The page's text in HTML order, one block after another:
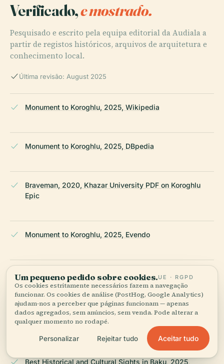
Verificado,e mostrado.
Pesquisado e escrito pela equipa editorial da Audiala a
partir de registos históricos, arquivos de arquitetura e
conhecimento local.
Última revisão: August 2025
Monument to Koroghlu, 2025, Wikipedia
Monument to Koroghlu, 2025, DBpedia
Braveman, 2020, Khazar University PDF on Koroghlu
Epic
Monument to Koroghlu, 2025, Evendo
Monument to Koroghlu, 2025, TravelAwaits
Monument to Koroghlu Visitor Information, 2025, Journal
of Nomads
Best Historical and Cultural Sights in Baku, 2025,
Um pequeno pedido sobre cookies.UE · RGPD
Os cookies estritamente necessários fazem a navegação
funcionar. Os cookies de análise (PostHog, Google Analytics)
ajudam-nos a perceber que páginas funcionam — apenas
dados agregados, sem anúncios, sem venda. Pode alterar a
qualquer momento no rodapé.
Personalizar Rejeitar tudo Aceitar tudo